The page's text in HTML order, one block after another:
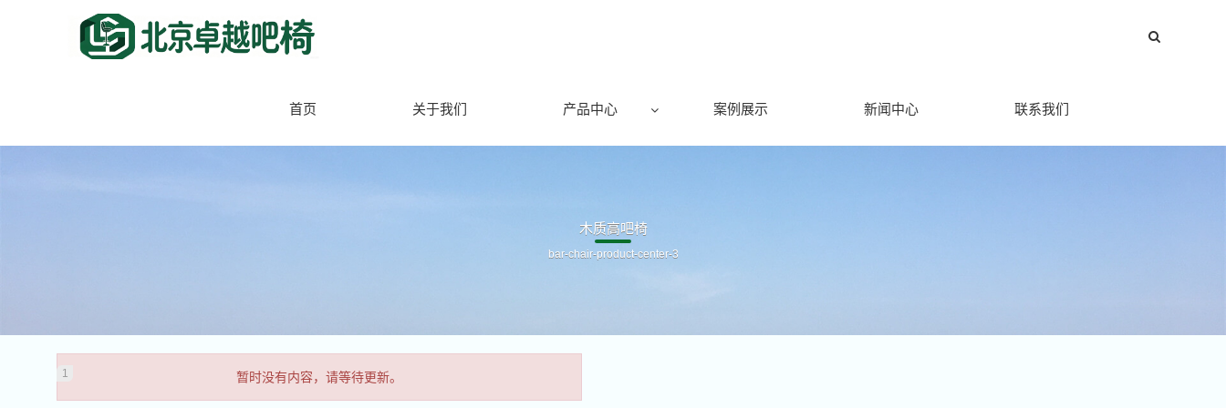
首页 关于我们 产品中心 案例展示 新闻中心 联系我们
木质高吧椅
bar-chair-product-center-3
暂时没有内容，请等待更新。